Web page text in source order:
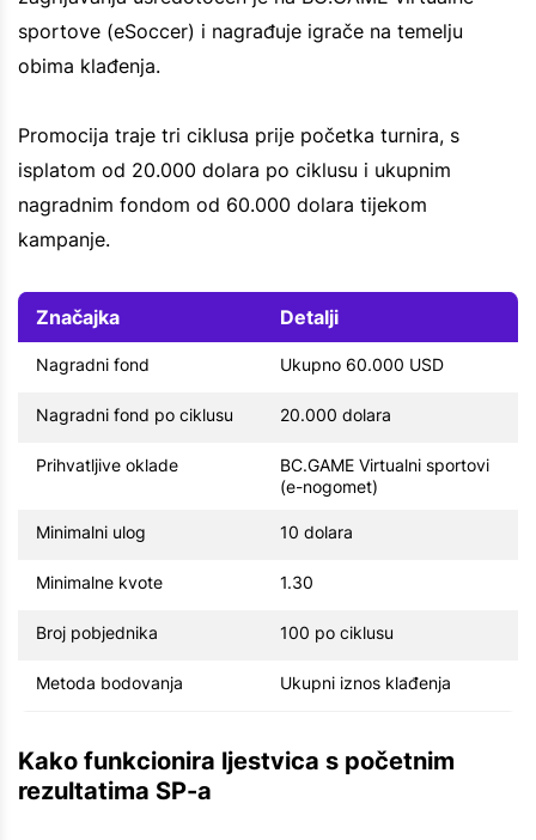
sportove (eSoccer) i nagrađuje igrače na temelju
obima klađenja.
Promocija traje tri ciklusa prije početka turnira, s
isplatom od 20.000 dolara po ciklusu i ukupnim
nagradnim fondom od 60.000 dolara tijekom
kampanje.
Značajka Detalji
Nagradni fond Ukupno 60.000 USD
Nagradni fond po ciklusu 20.000 dolara
Prihvatljive oklade
BC.GAME Virtualni sportovi
(e-nogomet)
Minimalni ulog 10 dolara
Minimalne kvote 1.30
Broj pobjednika 100 po ciklusu
Metoda bodovanja Ukupni iznos klađenja
Kako funkcionira ljestvica s početnim
rezultatima SP-a